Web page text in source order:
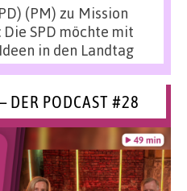
(PM) zu Mission
SPD möchte mit
in den Landtag
DER PODCAST #28